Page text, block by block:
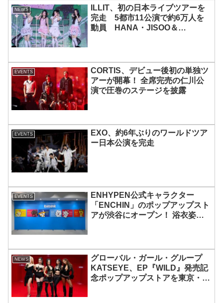
NEWS
ILLIT、初の日本ライブツアーを
完走 5都市11公演で約6万人を
動員 HANA・JISOO＆
EVENTS
CORTIS、デビュー後初の単独ツ
アーが開幕！ 全席完売の仁川公
演で圧巻のステージを披露
EVENTS
EXO、約6年ぶりのワールドツア
ー日本公演を完走
EVENTS
ENHYPEN公式キャラクター
「ENCHIN」のポップアップスト
アが渋谷にオープン！ 浴衣姿の
NEWS
グローバル・ガール・グループ
KATSEYE、EP『WILD』発売記
念ポップアップストアを東京・原